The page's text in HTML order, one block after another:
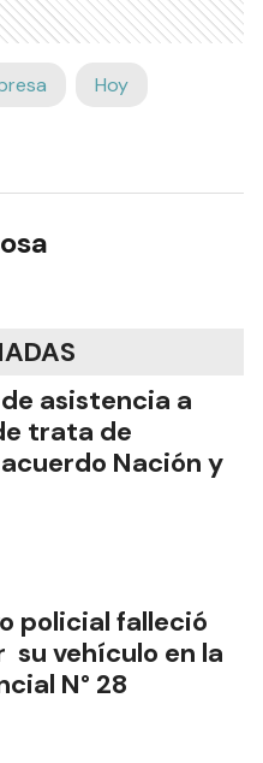
Hoy
asistencia a
trata de
Nación y
policial falleció
su vehículo en la
N° 28